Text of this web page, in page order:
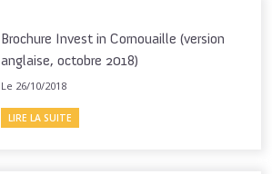
Brochure Invest in Cornouaille (version
anglaise, octobre 2018)
Le 26/10/2018
LIRE LA SUITE